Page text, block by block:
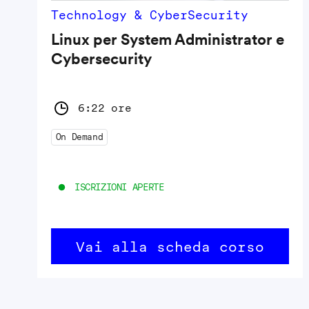
Technology & CyberSecurity
Linux per System Administrator e
Cybersecurity
6:22 ore
On Demand
ISCRIZIONI APERTE
Vai alla scheda corso